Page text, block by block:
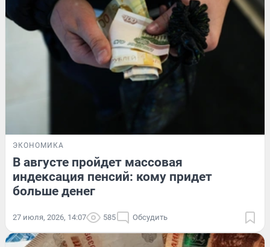
ЭКОНОМИКА
В августе пройдет массовая
индексация пенсий: кому придет
больше денег
27 июля, 2026, 14:07 585 Обсудить